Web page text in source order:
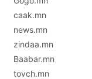
caak.mn
news.mn
zindaa.mn
Baabar.mn
tovch.mn